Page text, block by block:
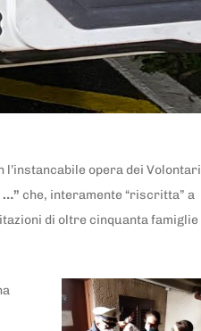
l’instancabile opera dei Volontari
…” che, interamente “riscritta” a
di oltre cinquanta famiglie